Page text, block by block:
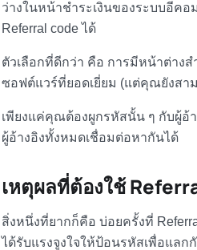
ว่างในหน้าชำระเงินของระบบอีค
Referral code ได้
ตัวเลือกที่ดีกว่า คือ การมีหน้าต่าง
ซอฟต์แวร์ที่ยอดเยี่ยม (แต่คุณยังสา
เพียงแค่คุณต้องผูกรหัสนั้น ๆ กับผู้อ้
ผู้อ้างอิงทั้งหมดเชื่อมต่อหากันได้
เหตุผลที่ต้องใช้
สิ่งหนึ่งที่ยากก็คือ บ่อยครั้งที่
ได้รับแรงจูงใจให้ป้อนรหัสเพื่อแลก